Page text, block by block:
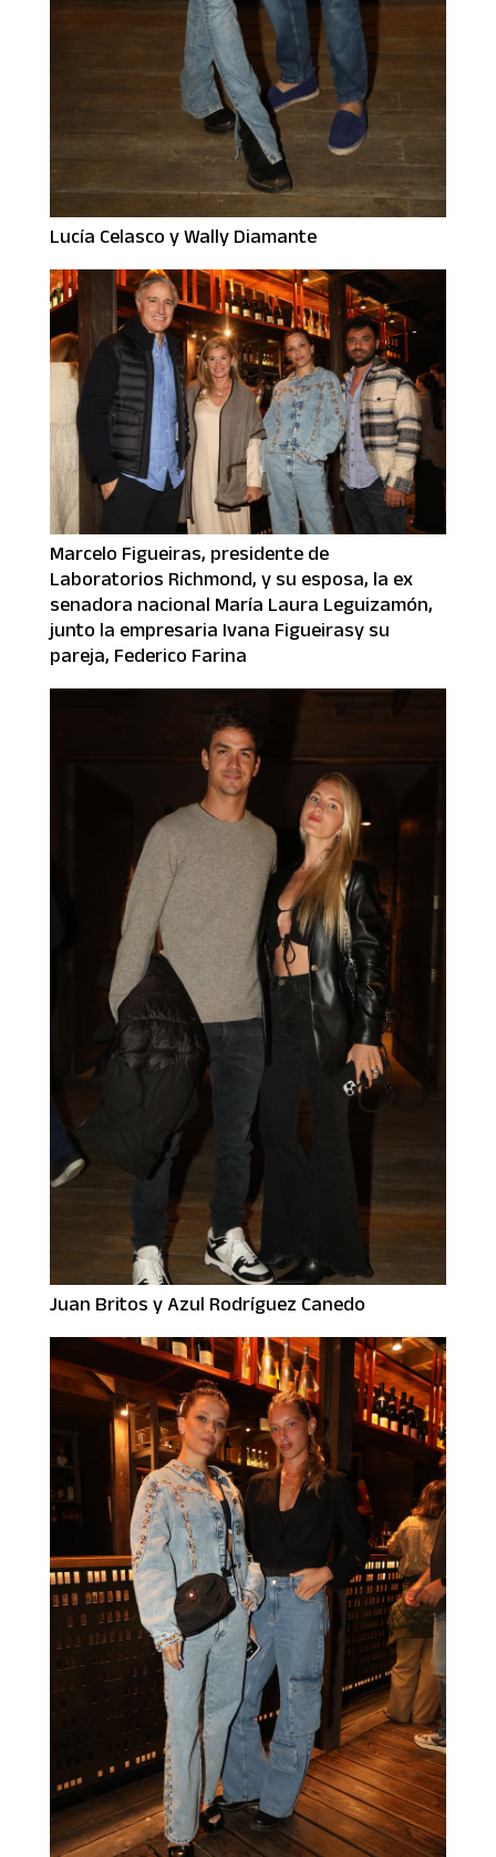
Lucía Celasco y Wally Diamante
Marcelo Figueiras, presidente de
Laboratorios Richmond, y su esposa, la ex
senadora nacional María Laura Leguizamón,
junto la empresaria Ivana Figueirasy su
pareja, Federico Farina
Juan Britos y Azul Rodríguez Canedo